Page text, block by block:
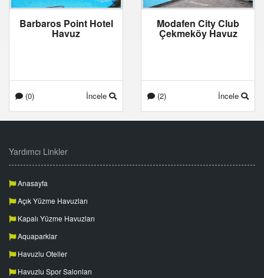
Barbaros Point Hotel
Havuz
(0) İncele
Modafen City Club
Çekmeköy Havuz
(2) İncele
Yardımcı Linkler
Anasayfa
Açık Yüzme Havuzları
Kapalı Yüzme Havuzları
Aquaparklar
Havuzlu Oteller
Havuzlu Spor Salonları